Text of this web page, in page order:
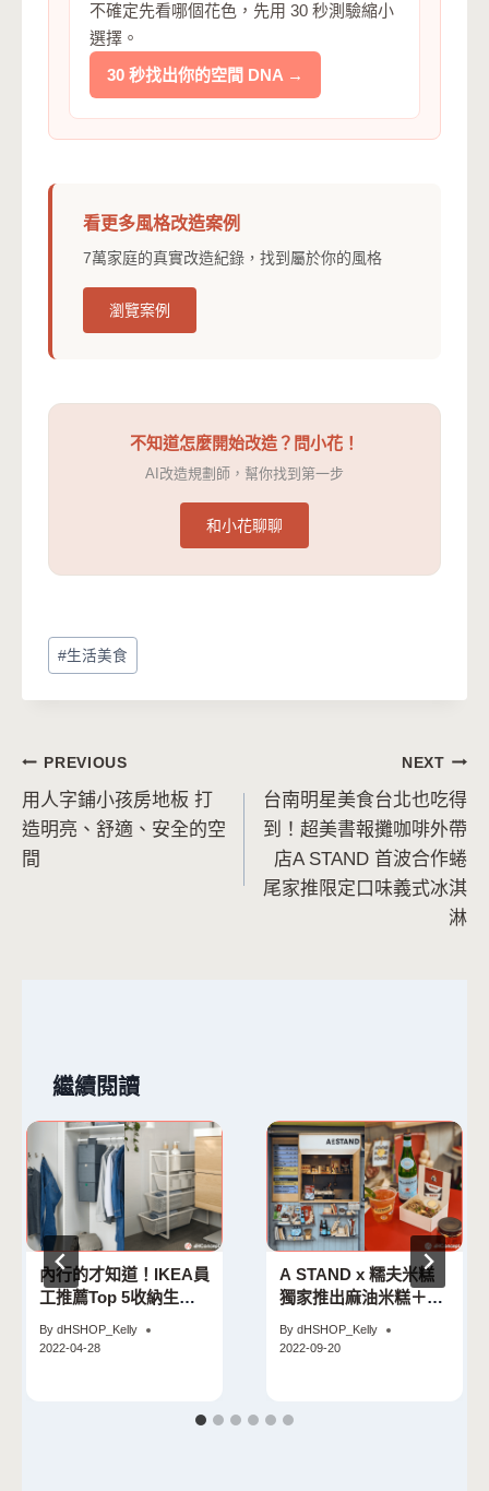
不確定先看哪個花色，先用 30 秒測驗縮小
選擇。
30 秒找出你的空間 DNA →
看更多風格改造案例
7萬家庭的真實改造紀錄，找到屬於你的風格
瀏覽案例
不知道怎麼開始改造？問小花！
AI改造規劃師，幫你找到第一步
和小花聊聊
Post
Tags:
#生活美食
文
章
導
PREVIOUS
用人字鋪小孩房地板 打
造明亮、舒適、安全的空
間
NEXT
台南明星美食台北也吃得
到！超美書報攤咖啡外帶
店A STAND 首波合作蜷
尾家推限定口味義式冰淇
淋
繼續閱讀
內行的才知道！IKEA員
工推薦Top 5收納生活
By dHSHOP_Kelly
2022-04-28
A STAND x 糯夫米糕
獨家推出麻油米糕＋香
檸檬氣泡飲開胃消暑！
By dHSHOP_Kelly
2022-09-20